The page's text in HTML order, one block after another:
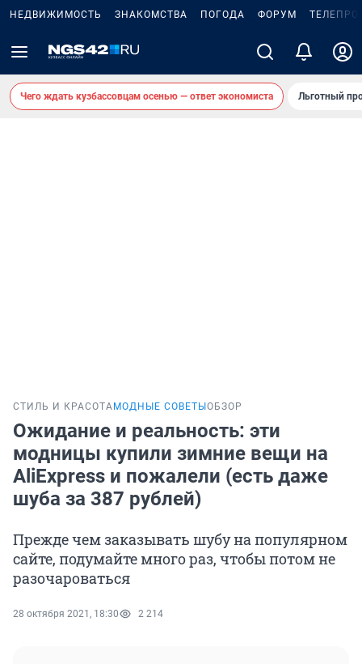
НЕДВИЖИМОСТЬ ЗНАКОМСТВА ПОГОДА ФОРУМ
Чего ждать кузбассовцам осенью — ответ экономиста Льготный
СТИЛЬ И КРАСОТА МОДНЫЕ СОВЕТЫ ОБЗОР
Ожидание и реальность: эти
модницы купили зимние вещи на
AliExpress и пожалели (есть даже
шуба за 387 рублей)
Прежде чем заказывать шубу на популярном
сайте, подумайте много раз, чтобы потом не
разочароваться
28 октября 2021, 18:30 2 214